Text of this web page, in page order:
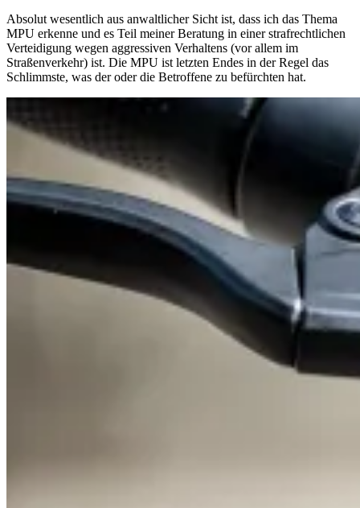
Absolut wesentlich aus anwaltlicher Sicht ist, dass ich das Thema
MPU erkenne und es Teil meiner Beratung in einer strafrechtlichen
Verteidigung wegen aggressiven Verhaltens (vor allem im
Straßenverkehr) ist. Die MPU ist letzten Endes in der Regel das
Schlimmste, was der oder die Betroffene zu befürchten hat.